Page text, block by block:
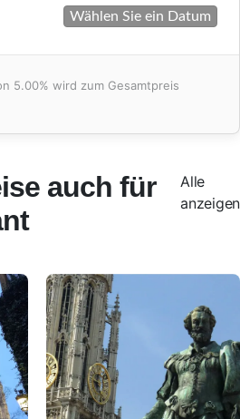
Wählen Sie ein Datum
5.00% wird zum Gesamtpreis
auch für
Alle
anzeigen